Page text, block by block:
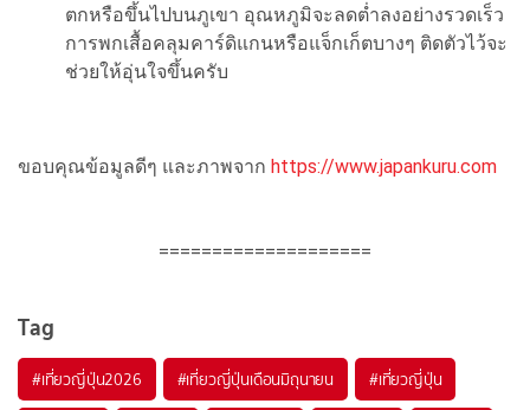
ตกหรือขึ้นไปบนภูเขา อุณหภูมิจะลดต่ำลงอย่างรวดเร็ว
การพกเสื้อคลุมคาร์ดิแกนหรือแจ็กเก็ตบางๆ ติดตัวไว้จะ
ช่วยให้อุ่นใจขึ้นครับ
ขอบคุณข้อมูลดีๆ และภาพจาก https://www.japankuru.com
====================
Tag
#เที่ยวญี่ปุ่น2026 #เที่ยวญี่ปุ่นเดือนมิถุนายน #เที่ยวญี่ปุ่น